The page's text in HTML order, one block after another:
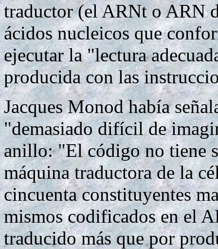
traductor (el ARNt o ARN
ácidos nucleicos que
ejecutar la "lectura
producida con las
Jacques Monod había
"demasiado difícil de
anillo: "El código no tiene
máquina traductora de la
cincuenta constituyentes
mismos codificados en el
traducido más que por